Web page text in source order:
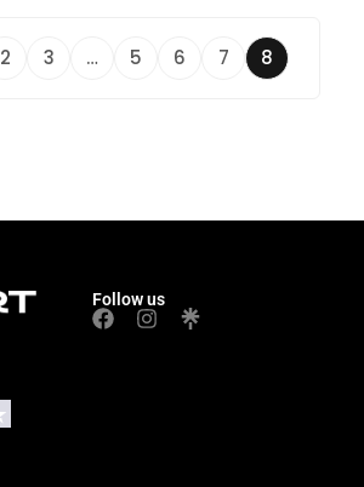
2 3 … 5 6 7 8
Follow us